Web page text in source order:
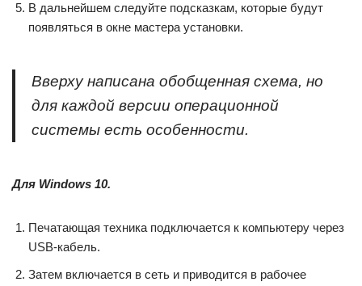
В дальнейшем следуйте подсказкам, которые будут
появляться в окне мастера установки.
Вверху написана обобщенная схема, но
для каждой версии операционной
системы есть особенности.
Для Windows 10.
Печатающая техника подключается к компьютеру через
USB-кабель.
Затем включается в сеть и приводится в рабочее